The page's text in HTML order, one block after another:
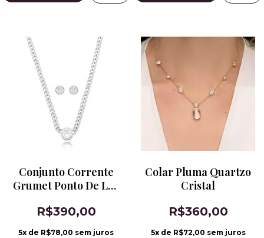
Conjunto Corrente
Grumet Ponto De Luz
R$390,00
5x de R$78,00 sem juros
Colar Pluma Quartzo
Cristal
R$360,00
5x de R$72,00 sem juros